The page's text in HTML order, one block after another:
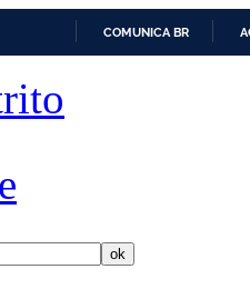
COMUNICA BR